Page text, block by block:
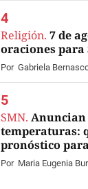
Religión. 7 de
oraciones para
Por Gabriela
SMN. Anuncian
temperaturas:
pronóstico
Por Maria Eugenia